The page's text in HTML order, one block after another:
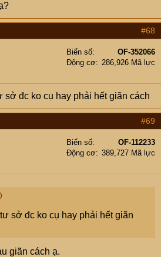
#68
Biển số
OF-352066
Động cơ
286,926 Mã lực
sở đc ko cụ hay phải hết giãn cách
#69
Biển số
OF-112233
Động cơ
389,727 Mã lực
sở đc ko cụ hay phải hết giãn
giãn cách ạ.